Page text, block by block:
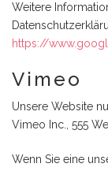
Weitere
https://
Vimeo
Unsere Website
Vimeo Inc., 555
Wenn Sie eine